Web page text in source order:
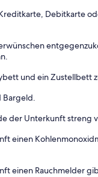
Debitkarte
und ein Zustellbett
Bargeld.
der Unterkunft streng
einen
einen Rauchmelder